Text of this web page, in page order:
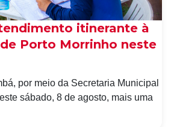
itinerante à
Porto Morrinho neste
por meio da Secretaria Municipal
sábado, 8 de agosto, mais uma